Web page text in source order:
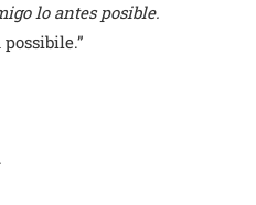
lo antes posible.